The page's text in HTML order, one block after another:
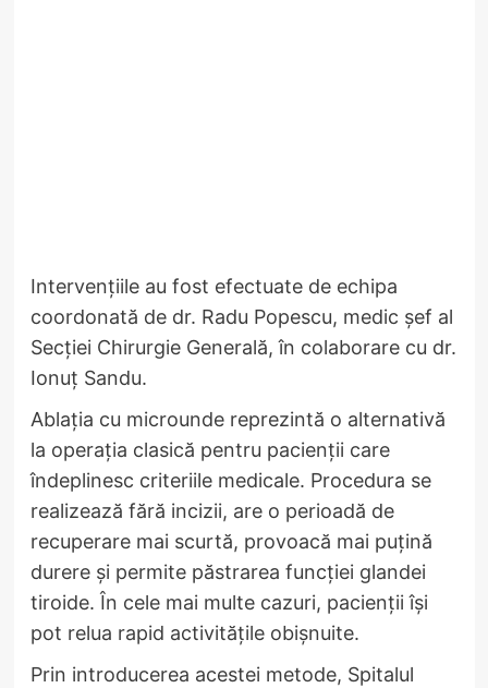
Intervențiile au fost efectuate de echipa
coordonată de dr. Radu Popescu, medic șef al
Secției Chirurgie Generală, în colaborare cu dr.
Ionuț Sandu.
Ablația cu microunde reprezintă o alternativă
la operația clasică pentru pacienții care
îndeplinesc criteriile medicale. Procedura se
realizează fără incizii, are o perioadă de
recuperare mai scurtă, provoacă mai puțină
durere și permite păstrarea funcției glandei
tiroide. În cele mai multe cazuri, pacienții își
pot relua rapid activitățile obișnuite.
Prin introducerea acestei metode, Spitalul